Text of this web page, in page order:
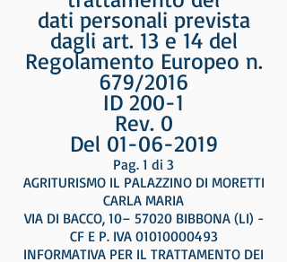
dati personali prevista
dagli art. 13 e 14 del
Regolamento Europeo n.
679/2016
ID 200-1
Rev. 0
Del 01-06-2019
Pag. 1 di 3
AGRITURISMO IL PALAZZINO DI MORETTI
CARLA MARIA
VIA DI BACCO, 10– 57020 BIBBONA (LI) -
CF E P. IVA 01010000493
INFORMATIVA PER IL TRATTAMENTO DEI